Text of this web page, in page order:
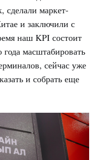
маркет-
и заключили с
наш KPI состоит
года масштабировать
сейчас уже
и собрать еще